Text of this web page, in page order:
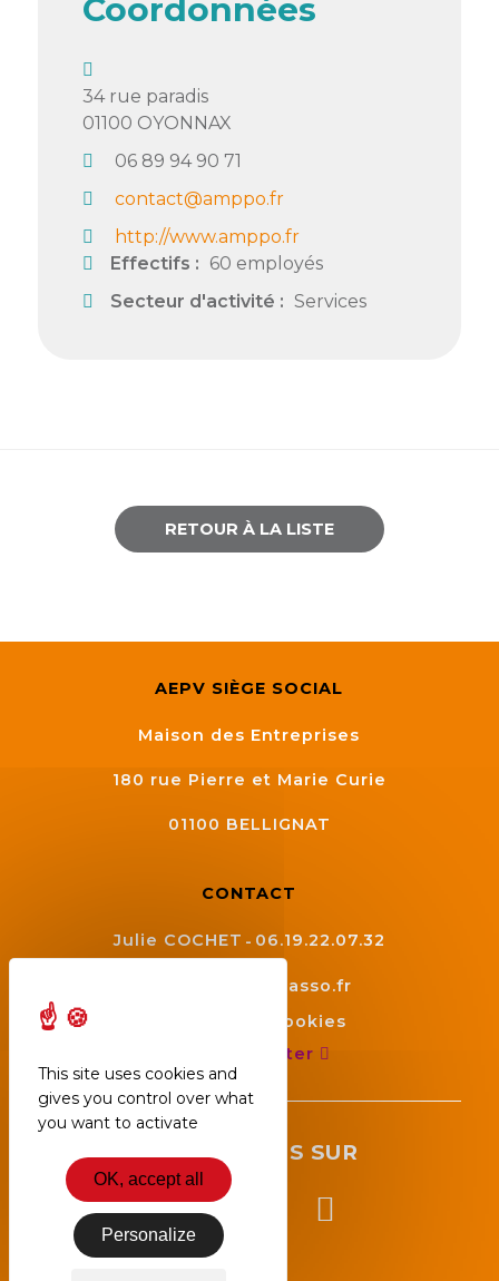
Projets
Agenda
Newsletter
Coordonnées
34 rue paradis
01100 OYONNAX
06 89 94 90 71
contact@amppo.fr
http://www.amppo.fr
Effectifs : 60 employés
Secteur d'activité : Services
RETOUR À LA LISTE
AEPV SIÈGE SOCIAL
Maison des Entreprises
180 rue Pierre et Marie Curie
01100 BELLIGNAT
CONTACT
Julie COCHET 06.19.22.07.32
contact@aepv.asso.fr
Gestion des cookies
Nous contacter
SUIVEZ NOUS SUR
This site uses cookies and
gives you control over what
you want to activate
OK, accept all
Personalize